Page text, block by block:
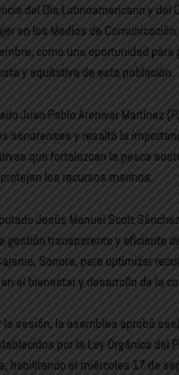
del Día Latinoamericano y del
en los Medios de
como una oportunidad para
y equitativa de esta población.
Juan Pablo Arenivar Martínez
sonorenses y resaltó la
que fortalezcan la pesca
los recursos marinos.
Jesús Manuel Scott
gestión transparente y eficiente
Sonora, para optimizar
el bienestar y desarrollo de la
la sesión, la asamblea aprobó
por la Ley Orgánica del
habilitando el miércoles 17 de